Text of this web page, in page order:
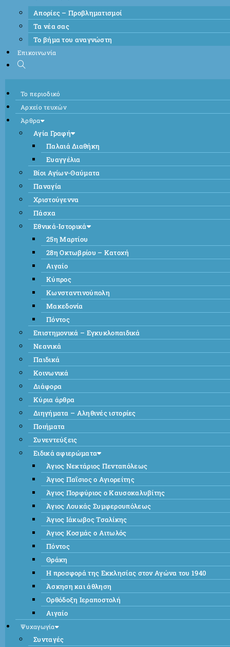
Απορίες – Προβληματισμοί
Τα νέα σας
Το βήμα του αναγνώστη
Επικοινωνία
Το περιοδικό
Αρχείο τευχών
Άρθρα
Αγία Γραφή
Παλαιά Διαθήκη
Ευαγγέλια
Βίοι Αγίων-Θαύματα
Παναγία
Χριστούγεννα
Πάσχα
Εθνικά-Ιστορικά
25η Μαρτίου
28η Οκτωβρίου – Κατοχή
Αιγαίο
Κύπρος
Κωνσταντινούπολη
Μακεδονία
Πόντος
Επιστημονικά – Εγκυκλοπαιδικά
Νεανικά
Παιδικά
Κοινωνικά
Διάφορα
Κύρια άρθρα
Διηγήματα – Αληθινές ιστορίες
Ποιήματα
Συνεντεύξεις
Ειδικά αφιερώματα
Άγιος Νεκτάριος Πενταπόλεως
Άγιος Παΐσιος ο Αγιορείτης
Άγιος Πορφύριος ο Καυσοκαλυβίτης
Άγιος Λουκάς Συμφερουπόλεως
Άγιος Ιάκωβος Τσαλίκης
Άγιος Κοσμάς ο Αιτωλός
Πόντος
Θράκη
Η προσφορά της Εκκλησίας στον Αγώνα του 1940
Άσκηση και άθληση
Ορθόδοξη Ιεραποστολή
Αιγαίο
Ψυχαγωγία
Συνταγές